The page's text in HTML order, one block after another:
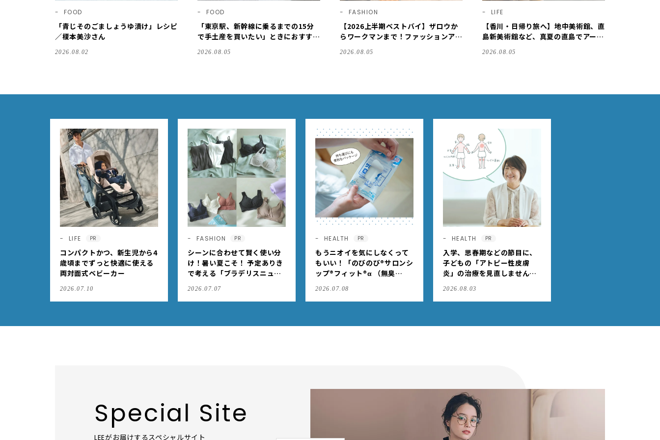
FOOD
「青じそのごましょうゆ漬け」レシピ
／榎本美沙さん
2026.08.02
FOOD
「東京駅、新幹線に乗るまでの15分
で手土産を買いたい」ときにおすすめ
朝8時開店】
2026.08.05
FASHION
【2026上半期ベストバイ】ザロウか
らワークマンまで！ファッションアイ
2026.08.05
LIFE
【香川・日帰り旅へ】地中美術館、直
島新美術館など、真夏の直島でアート
2026.08.05
LIFE PR
コンパクトかつ、新生児から4
歳頃までずっと快適に使える
両対面式ベビーカー
2026.07.10
FASHION PR
シーンに合わせて賢く使い分
け！暑い夏こそ！ 予定ありき
で考える「ブラデリスニュー
2026.07.07
HEALTH PR
もうニオイを気にしなくって
もいい！「のびのび®サロンシ
ップ®フィット®α （無臭
ルさを出先でもケア
2026.07.08
HEALTH PR
入学、思春期などの節目に、
子どもの「アトピー性皮膚
炎」の治療を見直しません
2026.08.03
Special Site
LEEがお届けするスペシャルサイト